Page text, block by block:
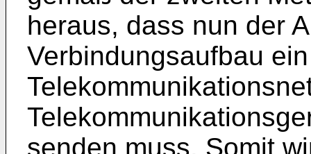
heraus, dass nun der
Verbindungsaufbau
senden muss. Somit